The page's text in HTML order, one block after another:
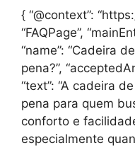
{ “@context”:
“FAQPage”,
“name”: “Cadeira
pena?”,
“text”: “A cadeira
pena para quem
conforto e
especialmente